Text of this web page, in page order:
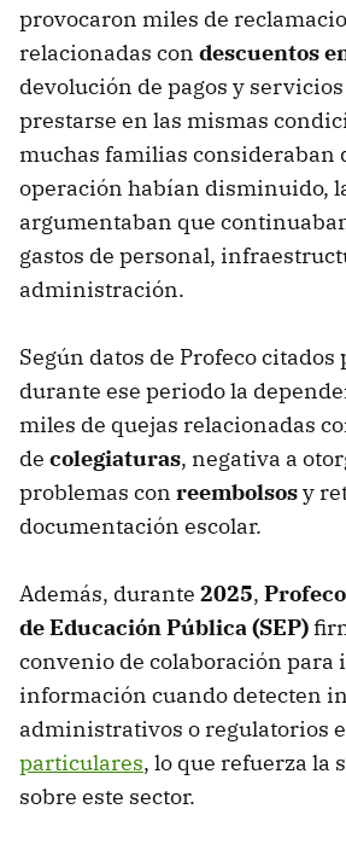
provocaron miles de
relacionadas con descuentos
devolución de pagos y
prestarse en las mismas
muchas familias consideraban
operación habían disminuido,
argumentaban que
gastos de personal,
administración.
Según datos de Profeco
durante ese periodo la
miles de quejas relacionadas
de colegiaturas, negativa a
problemas con reembolsosy
documentación escolar.
Además, durante 2025, Profeco
de Educación Pública (SEP)
convenio de colaboración
información cuando detecten
administrativos o regulatorios
particulares, lo que refuerza la
sobre este sector.